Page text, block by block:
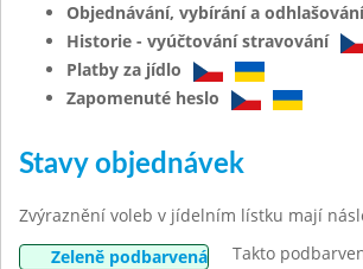
Objednávání, vybírání a
Historie - vyúčtování stravování
Platby za jídlo
Zapomenuté heslo
Stavy objednávek
Zvýraznění voleb v jídelním lístku mají
Zeleně podbarvená
Takto